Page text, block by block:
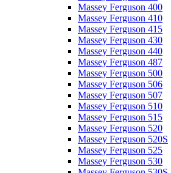
Massey Ferguson 400
Massey Ferguson 410
Massey Ferguson 415
Massey Ferguson 430
Massey Ferguson 440
Massey Ferguson 487
Massey Ferguson 500
Massey Ferguson 506
Massey Ferguson 507
Massey Ferguson 510
Massey Ferguson 515
Massey Ferguson 520
Massey Ferguson 520S
Massey Ferguson 525
Massey Ferguson 530